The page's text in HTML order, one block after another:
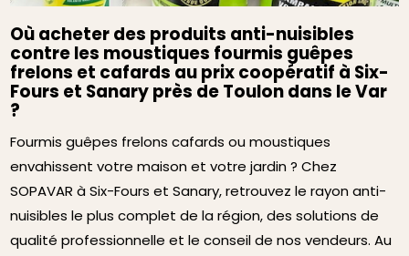
Où acheter des produits anti-nuisibles
contre les moustiques fourmis guêpes
frelons et cafards au prix coopératif à Six-
Fours et Sanary près de Toulon dans le Var
?
Fourmis guêpes frelons cafards ou moustiques
envahissent votre maison et votre jardin ? Chez
SOPAVAR à Six-Fours et Sanary, retrouvez le rayon anti-
nuisibles le plus complet de la région, des solutions de
qualité professionnelle et le conseil de nos vendeurs. Au